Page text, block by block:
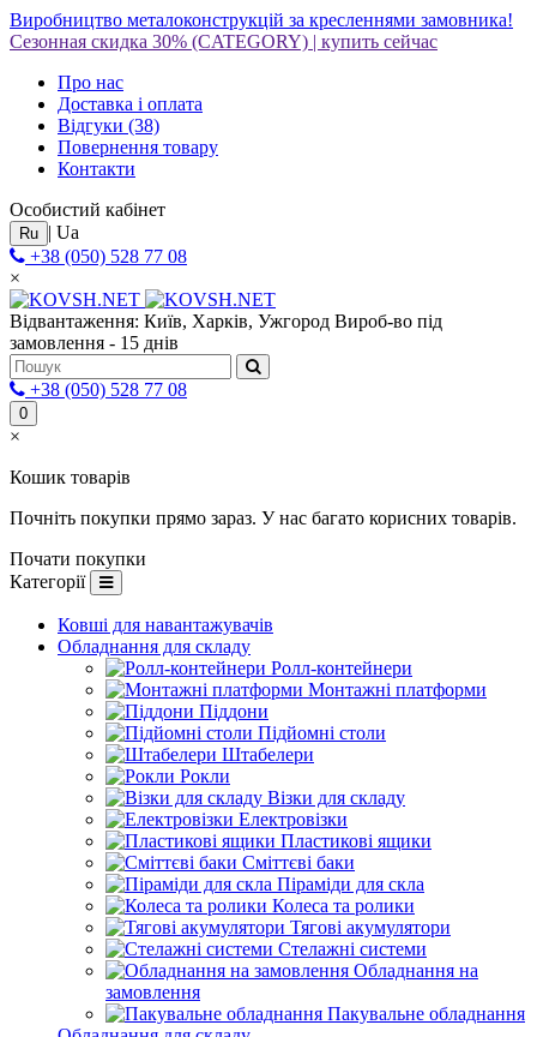
Виробництво металоконструкцій за кресленнями замовника!
Сезонная скидка 30% (CATEGORY) | купить сейчас
Про нас
Доставка і оплата
Відгуки (38)
Повернення товару
Контакти
Особистий кабінет
Ru | Ua
+38 (050) 528 77 08
×
Відвантаження: Київ, Харків, Ужгород Вироб-во під
замовлення - 15 днів
+38 (050) 528 77 08
0
×
Кошик товарів
Почніть покупки прямо зараз. У нас багато корисних товарів.
Почати покупки
Категорії
Ковші для навантажувачів
Обладнання для складу
Ролл-контейнери
Монтажні платформи
Піддони
Підйомні столи
Штабелери
Рокли
Візки для складу
Електровізки
Пластикові ящики
Сміттєві баки
Піраміди для скла
Колеса та ролики
Тягові акумулятори
Стелажні системи
Обладнання на
замовлення
Пакувальне обладнання